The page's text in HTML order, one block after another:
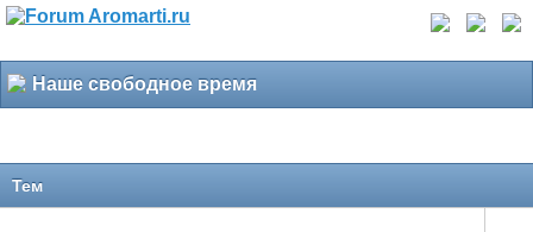
Наше свободное время
Тем